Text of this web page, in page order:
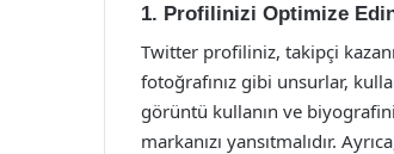
1. Profilinizi Optimize
Twitter profiliniz, takipçi
fotoğrafınız gibi unsurlar,
görüntü kullanın ve
markanızı yansıtmalıdır.